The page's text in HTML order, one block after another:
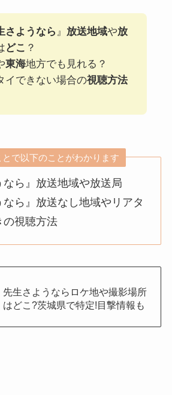
さようなら 』 放送地域や放
どこ ？
東海地方でも見れる？
イできない場合の視聴方法
で以下のことがわかります
なら』放送地域や放送局
なら』放送なし地域やリアタ
の視聴方法
先生さようならロケ地や撮影場所
はどこ?茨城県で特定!目撃情報も